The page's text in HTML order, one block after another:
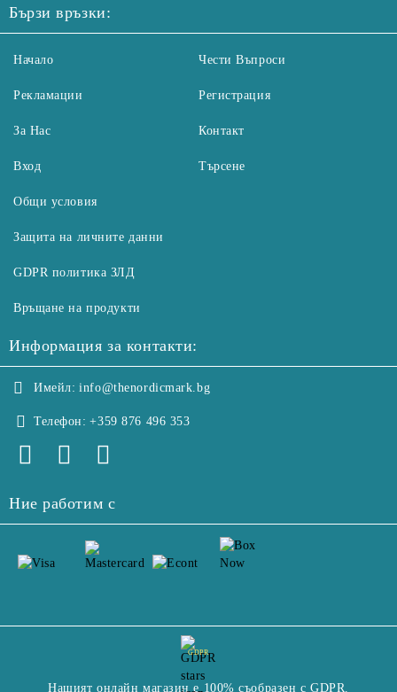
Бързи връзки:
Начало
Рекламации
За Нас
Вход
Чести Въпроси
Регистрация
Контакт
Търсене
Общи условия
Защита на личните данни
GDPR политика ЗЛД
Връщане на продукти
Информация за контакти:
Имейл: info@thenordicmark.bg
Телефон: +359 876 496 353
Ние работим с
GDPR
Нашият онлайн магазин е 100% съобразен с GDPR.